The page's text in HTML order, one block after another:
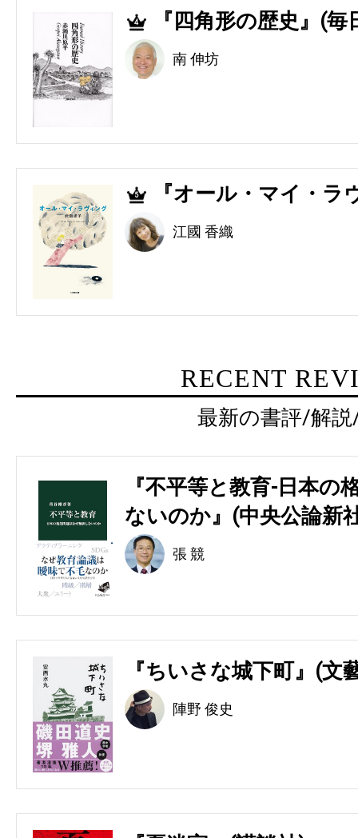
4 『四角形の歴史』(毎
南 伸坊
5 『オール・マイ・ラ
江國 香織
RECENT
最新の書評/解
『不平等と教育-日本の
ないのか』(中央公論新
張 競
『ちいさな城下町』(文
陣野 俊史